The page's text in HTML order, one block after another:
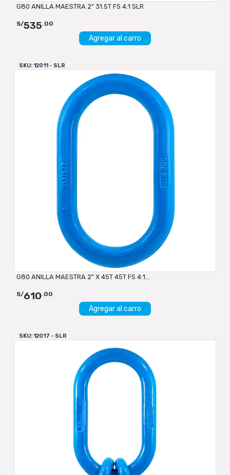
G80 ANILLA MAESTRA 2" 31.5T FS 4:1 SLR
S/535.00
Agregar al carro
SKU: 12011 - SLR
G80 ANILLA MAESTRA 2" X 45T 45T FS 4:1...
S/610.00
Agregar al carro
SKU: 12017 - SLR